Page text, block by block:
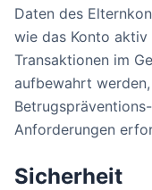
Daten des
wie das Konto
Transaktionen im
aufbewahrt
Anforderungen
Sicherheit